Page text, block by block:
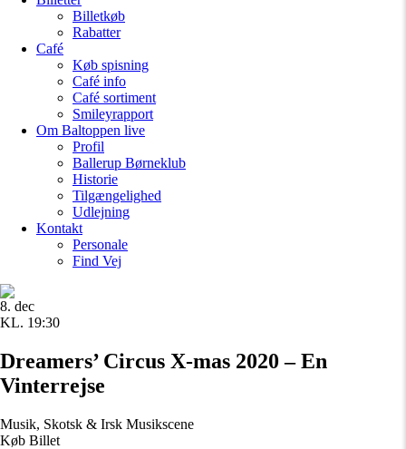
Billetkøb
Rabatter
Café
Køb spisning
Café info
Café sortiment
Smileyrapport
Om Baltoppen live
Profil
Ballerup Børneklub
Historie
Tilgængelighed
Udlejning
Kontakt
Personale
Find Vej
8. dec
KL. 19:30
Dreamers’ Circus X-mas 2020 – En
Vinterrejse
Musik, Skotsk & Irsk Musikscene
Køb Billet